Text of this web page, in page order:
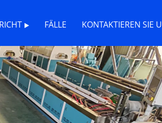
FÄLLE KONTAKTIEREN SIE